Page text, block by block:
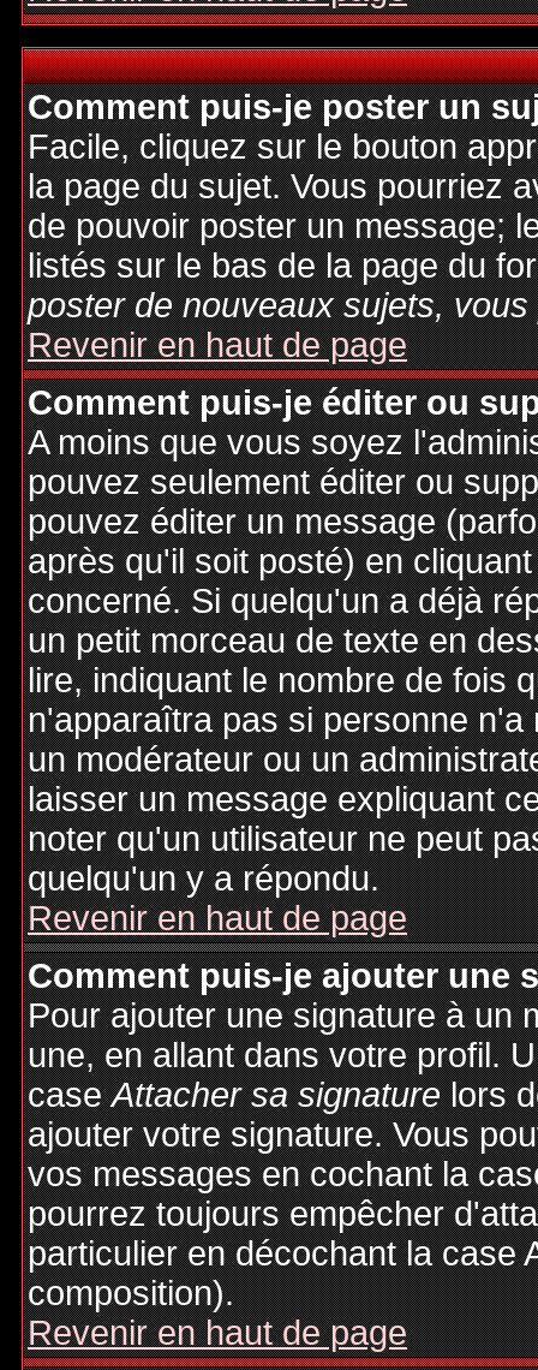
Comment puis-je poster un
Facile, cliquez sur le bouton
la page du sujet. Vous pourriez
de pouvoir poster un message;
listés sur le bas de la page du
poster de nouveaux sujets,
Revenir en haut de page
Comment puis-je éditer ou
A moins que vous soyez
pouvez seulement éditer ou
pouvez éditer un message
après qu'il soit posté) en
concerné. Si quelqu'un a déjà
un petit morceau de texte en
lire, indiquant le nombre de fois
n'apparaîtra pas si personne
un modérateur ou un
laisser un message expliquant
noter qu'un utilisateur ne peut
quelqu'un y a répondu.
Revenir en haut de page
Comment puis-je ajouter une
Pour ajouter une signature à un
une, en allant dans votre profil.
caseAttacher sa signaturelors
ajouter votre signature. Vous
vos messages en cochant la
pourrez toujours empêcher
particulier en décochant la case
composition).
Revenir en haut de page